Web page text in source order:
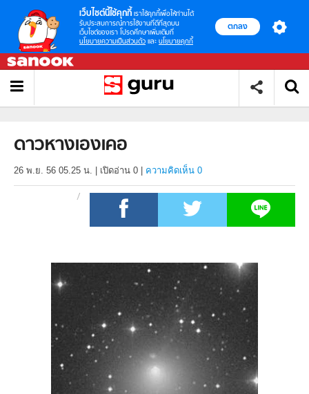
เว็บไซต์นี้ใช้คุกกี้ เราใช้คุกกี้เพื่อให้ท่านได้
รับประสบการณ์การใช้งานที่ดีที่สุดบน
เว็บไซต์ของเรา โปรดศึกษาเพิ่มเติมที่
นโยบายความเป็นส่วนตัว และ นโยบายคุกกี้
ตกลง
ดาวหางเองเคอ
26 พ.ย. 56 05.25 น. เปิดอ่าน 0 ความคิดเห็น 0